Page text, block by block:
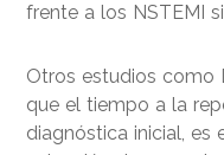
frente a los NSTEMI
Otros estudios como
que el tiempo a la
diagnóstica inicial, es